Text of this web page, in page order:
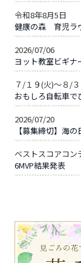
令和8年8月5日
健康の森 育児ラ
2026/07/06
ヨット教室ビギナ
７/１９(火)～８/
おもしろ自転車で
2026/07/20
【募集締切】海
ベストスコアコン
6MVP結果発表